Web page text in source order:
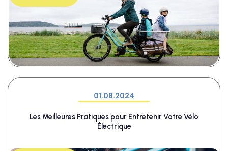
01.08.2024
Les Meilleures Pratiques pour Entretenir Votre Vélo
Électrique